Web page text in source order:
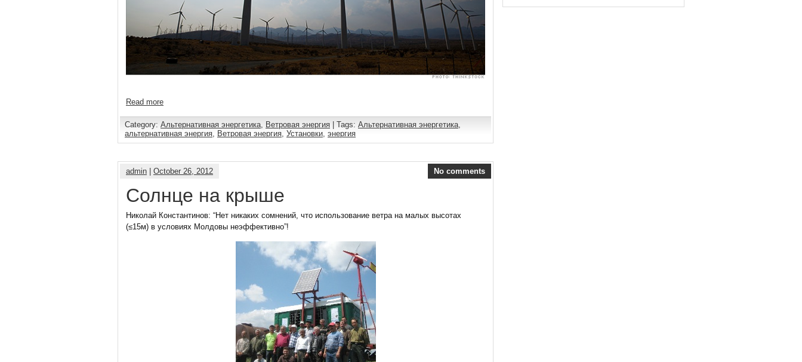
Read more
Category: Альтернативная энергетика Ветровая энергия | Tags: Альтернативная энергетика
альтернативная энергия Ветровая энергия Установки энергия
admin | October 26, 2012 No comments
Солнце на крыше
Николай Константинов: “Нет никаких сомнений, что использование ветра на малых высотах
(≤15м) в условиях Молдовы неэффективно”!